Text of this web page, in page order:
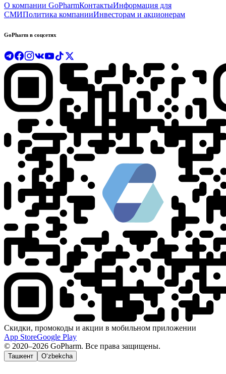
О компании GoPharmКонтактыИнформация для
СМИПолитика компанииИнвесторам и акционерам
GoPharm в соцсетях
Скидки, промокоды и акции в мобильном приложении
App StoreGoogle Play
© 2020–2026 GoPharm. Все права защищены.
Ташкент O‘zbekcha